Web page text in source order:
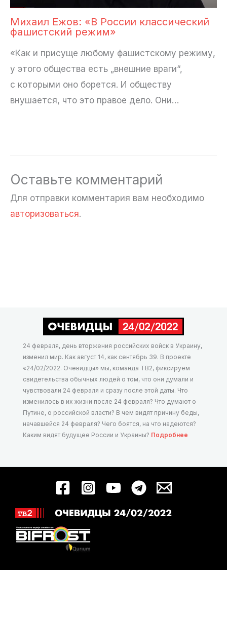
Михаил Ежов: «В России классический
фашистский режим»
«Как и присуще любому фашистскому режиму,
у этого общества есть „внешние враги“,
с которыми оно борется. И обществу
внушается, что это правое дело. Они…
Оставьте комментарий
Для отправки комментария вам необходимо
авторизоваться.
24 февраля, день вторжения российских войск в Украину,
изменил мир. Как август 14, как сентябрь 39. В проекте
«24/02/2022. Очевидцы» мы, команда ТВ2, фиксируем
свидетельства обычных людей о том, что они думали и
чувствовали 24 февраля и сразу после этой даты. Что
изменилось в их жизни после 24 февраля? Что думают о
Путине, о российской власти? В чем видят причину беды,
начавшейся 24 февраля? Чего боятся, на что надеются?
Каким видят будущее России и Украины? Подробнее